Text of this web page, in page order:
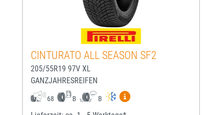
CINTURATO ALL SEASON SF2
205/55R19 97V XL
GANZJAHRESREIFEN
68 B B
Mehr Informationen zum